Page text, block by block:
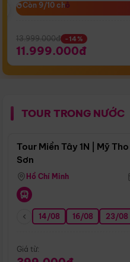
Còn 9/10 chỗ
Còn 9/10 chỗ
13.999.000đ -14%
11.999.000đ
TOUR TRONG NƯỚC
Tour Miền Tây 1N | Mỹ
Sơn
Hồ Chí Minh
14/08 16/08 23/08
Giá từ: